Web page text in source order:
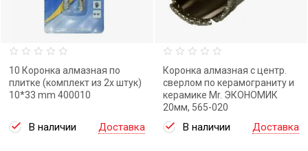
10 Коронка алмазная по
плитке (комплект из 2х штук)
10*33 mm 400010
В наличии Доставка
Коронка алмазная с центр.
сверлом по керамограниту и
керамике Mr. ЭКОНОМИК
20мм, 565-020
В наличии Доставка